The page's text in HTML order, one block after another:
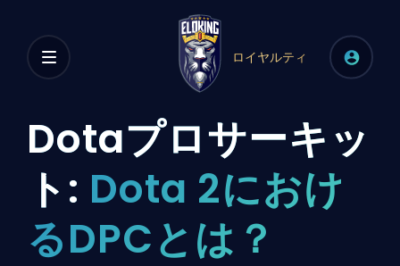
ロイヤルティ
Dotaプロサーキッ
ト: Dota 2におけ
るDPCとは？